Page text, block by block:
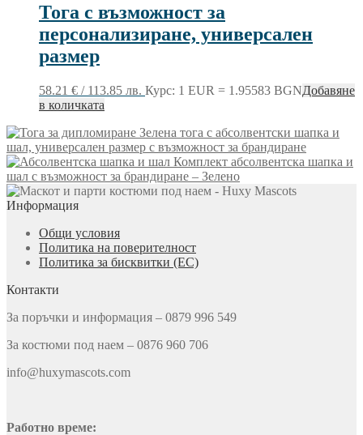
Тога с възможност за
персонализиране, универсален
размер
58.21 € / 113.85 лв. Курс: 1 EUR = 1.95583 BGNДобавяне
в количката
Зелена тога с абсолвентски шапка и
шал, универсален размер с възможност за брандиране
Комплект абсолвентска шапка и
шал с възможност за брандиране – Зелено
Информация
Общи условия
Политика на поверителност
Политика за бисквитки (ЕС)
Контакти
За поръчки и информация – 0879 996 549
За костюми под наем – 0876 960 706
info@huxymascots.com
Работно време: